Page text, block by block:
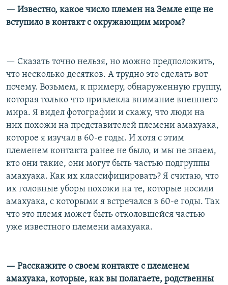
— Известно, какое число племен на Земле еще не
вступило в контакт с окружающим миром?
— Сказать точно нельзя, но можно предположить,
что несколько десятков. А трудно это сделать вот
почему. Возьмем, к примеру, обнаруженную группу,
которая только что привлекла внимание внешнего
мира. Я видел фотографии и скажу, что люди на
них похожи на представителей племени амахуака,
которое я изучал в 60-е годы. И хотя с этим
племенем контакта ранее не было, и мы не знаем,
кто они такие, они могут быть частью подгруппы
амахуака. Как их классифицировать? Я считаю, что
их головные уборы похожи на те, которые носили
амахуака, с которыми я встречался в 60-е годы. Так
что это племя может быть отколовшейся частью
уже известного племени амахуака.
— Расскажите о своем контакте с племенем
амахуака, которые, как вы полагаете, родственны